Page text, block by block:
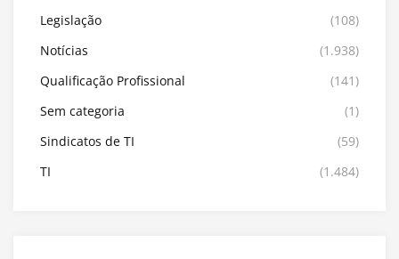
Legislação
(108)
Notícias
(1.938)
Qualificação Profissional
(141)
Sem categoria
(1)
Sindicatos de TI
(59)
TI
(1.484)